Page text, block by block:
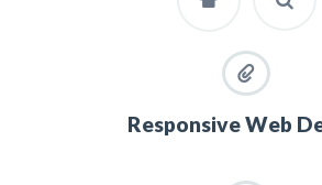
Responsive Web